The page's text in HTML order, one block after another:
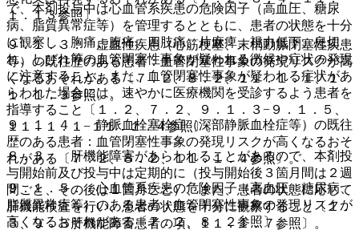
１．１３参照〕。
９．１．３． 虚血性疾患（心筋梗塞、末梢動脈閉塞性疾患
等）の既往歴のある患者：血管閉塞性事象の発現リスクが高
くなるおそれがある〔７．２、８．２、１１．１．１、１
１．１．３参照〕。
９．１．４． 静脈血栓塞栓症（深部静脈血栓症等）の既往
歴のある患者：血管閉塞性事象の発現リスクが高くなるおそ
れがある〔７．２、８．２、１１．１．４参照〕。
９．１．５． 心血管系疾患の危険因子（高血圧、糖尿病、
脂質異常症等）のある患者：血管閉塞性事象の発現リスクが
高くなるおそれがある〔７．２、８．２参照〕。
で、本剤投与中は心血管系疾患の危険因子（高血圧、糖尿
病、脂質異常症等）を管理するとともに、患者の状態を十分
に観察し、胸痛、腹痛、四肢痛、片麻痺、視力低下、息切
れ、しびれ等の血管閉塞性事象が疑われる徴候や症状の発現
に注意すること。また、血管閉塞性事象が疑われる症状があ
らわれた場合には、速やかに医療機関を受診するよう患者を
指導すること〔１．２、７．２、９．１．３−９．１．５、
１１．１．１−１１．１．４参照〕。
８．３． 肝機能障害があらわれることがあるので、本剤投
与開始前及び投与中は定期的に（投与開始後３箇月間は２週
間ごと、その後は１箇月ごと）、また、患者の状態に応じて
肝機能検査を行い、患者の状態を十分に観察すること〔１．
３、９．３肝機能障害患者の項、１１．１．７参照〕。